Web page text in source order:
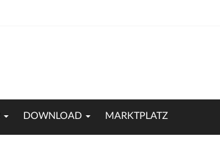
DOWNLOAD MARKTPLATZ